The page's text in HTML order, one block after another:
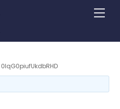
0lqG0piufUkdbRHD